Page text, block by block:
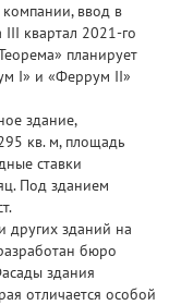
ввод в
квартал 2021-го
планирует
I» и «Феррум II»
здание,
кв. м, площадь
ставки
Под зданием
других зданий на
бюро
здания
отличается особой